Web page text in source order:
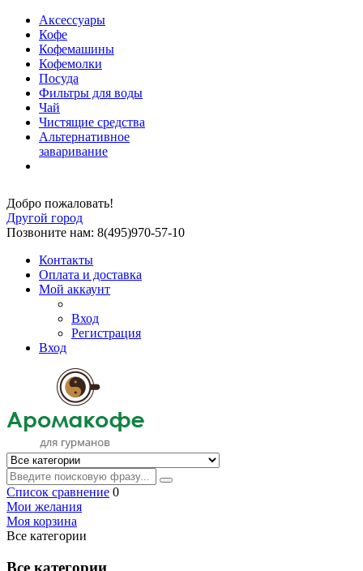
Аксессуары
Кофе
Кофемашины
Кофемолки
Посуда
Фильтры для воды
Чай
Чистящие средства
Альтернативное
заваривание
Добро пожаловать!
Другой город
Позвоните нам: 8(495)970-57-10
Контакты
Оплата и доставка
Мой аккаунт
Вход
Регистрация
Вход
Список сравнение 0
Мои желания
Моя корзина
Все категории
Все категории